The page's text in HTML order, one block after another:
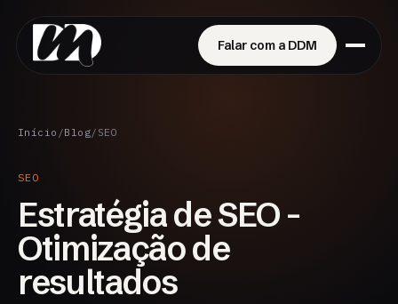
Falar com a DDM
Início /Blog/ SEO
SEO
Estratégia de SEO -
Otimização de
resultados